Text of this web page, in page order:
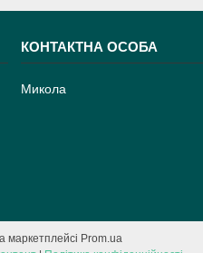
Микола
маркетплейсі Prom.ua